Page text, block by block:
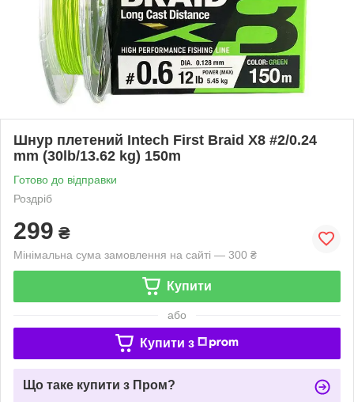
Шнур плетений Intech First Braid X8 #2/0.24
mm (30lb/13.62 kg) 150m
Готово до відправки
Роздріб
299 ₴
Мінімальна сума замовлення на сайті — 300 ₴
Купити
або
Купити з
Що таке купити з Пром?